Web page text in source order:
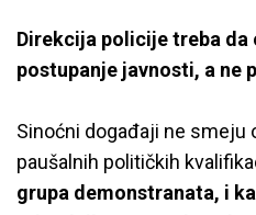
Direkcija policije treba da
postupanje javnosti, a ne
Sinoćni događaji ne
paušalnih političkih
grupa demonstranata, i